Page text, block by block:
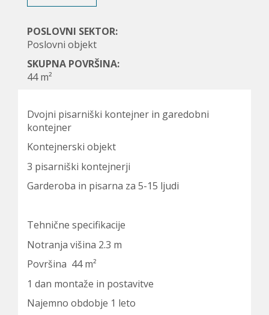
POSLOVNI SEKTOR:
Poslovni objekt
SKUPNA POVRŠINA:
44 m²
Dvojni pisarniški kontejner in garedobni
kontejner
Kontejnerski objekt
3 pisarniški kontejnerji
Garderoba in pisarna za 5-15 ljudi
Tehnične specifikacije
Notranja višina 2.3 m
Površina 44 m²
1 dan montaže in postavitve
Najemno obdobje 1 leto